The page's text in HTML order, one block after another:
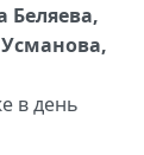
в день